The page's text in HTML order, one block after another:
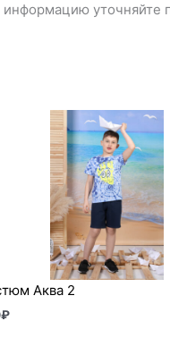
уточняйте
Аква 2
₽